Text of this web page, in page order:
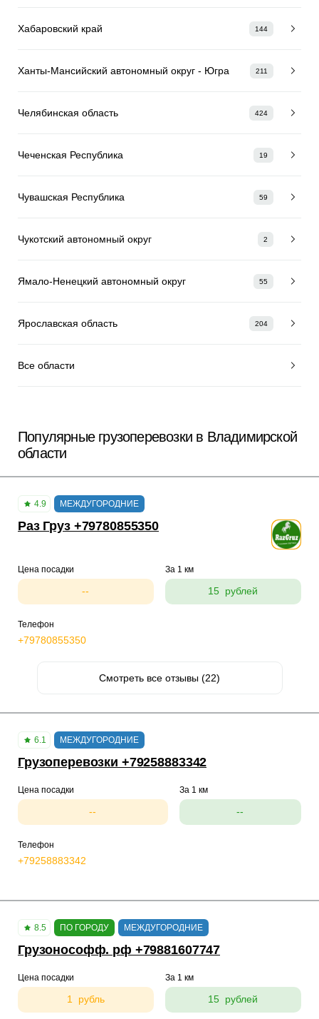
Хабаровский край 144
Ханты-Мансийский автономный округ - Югра 211
Челябинская область 424
Чеченская Республика 19
Чувашская Республика 59
Чукотский автономный округ 2
Ямало-Ненецкий автономный округ 55
Ярославская область 204
Все области
Популярные грузоперевозки в Владимирской
области
4.9 МЕЖДУГОРОДНИЕ
Раз Груз +79780855350
Цена посадки
--
За 1 км
15 рублей
Телефон
+79780855350
Смотреть все отзывы (22)
6.1 МЕЖДУГОРОДНИЕ
Грузоперевозки +79258883342
Цена посадки
--
За 1 км
--
Телефон
+79258883342
8.5 ПО ГОРОДУ МЕЖДУГОРОДНИЕ
Грузонософф. рф +79881607747
Цена посадки
1 рубль
За 1 км
15 рублей